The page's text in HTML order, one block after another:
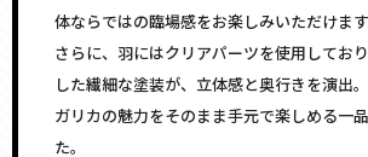
体ならではの臨場感をお楽しみいただけます
さらに、羽にはクリアパーツを使用してお
した繊細な塗装が、立体感と奥行きを演出。
ガリカの魅力をそのまま手元で楽しめる一
た。